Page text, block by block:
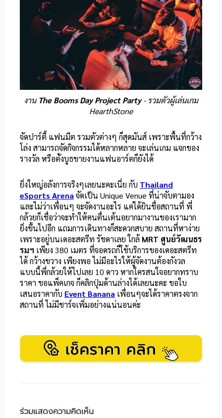
งานThe Booms Day Project Party- รวมตัวผู้เล่นเกม
HearthStone
จัดปาร์ตี้ แฟนมีต รวมตัวต่างๆ ก็สุดมันส์ เพราะพื้นที่กว้าง
โล่ง สามารถจัดกิจกรรมได้หลากหลาย จะเล่นเกม แจกของ
รางวัล หรือตั้งบูธขายงานแฟนอาร์ตก็ยังได้
ยิ่งใหญ่อลังการจริงๆเลยนะคะเนี่ย กับ Thailand
eSports Arena จัดเป็น Unique Venue ที่น่าจับตามอง
และไม่ว่าเพื่อนๆ จะจัดงานอะไร แค่ได้ยินชื่อสถานที่ พี่
กล้วยก็เชื่อว่าจะทำให้คนตื่นเต้นอยากมางานของเรามาก
ยิ่งขึ้นไปอีก แถมการเดินทางก็สะดวกสบาย สถานที่หาง่าย
เพราะอยู่บนเดอะสตรีท รัชดาเลย ใกล้ MRT ศูนย์วัฒนธร
รมฯ เพียง 380 เมตร ที่จอดรถก็ใช้บริการของเดอะสตรีท
ได้ กว้างขวาง เพียงพอ ไม่มีอะไรให้ผู้จัดงานต้องกังวล
แบบนี้พี่กล้วยให้ไปเลย 10 ดาว หากใครสนใจอยากทราบ
ราคา ขอแพ็คเกจ ก็คลิกปุ่มด้านล่างได้เลยนะคะ ขอใบ
เสนอราคากับ Event Banana เพื่อนๆจะได้ราคาตรงจาก
สถานที่ ไม่มีชาร์จเพิ่มอย่างแน่นอนค่ะ
ร่วมแสดงความคิดเห็น